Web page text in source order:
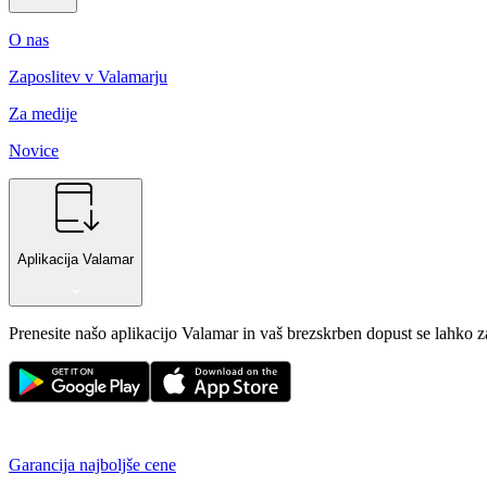
O nas
Zaposlitev v Valamarju
Za medije
Novice
Aplikacija Valamar
Prenesite našo aplikacijo Valamar in vaš brezskrben dopust se lahko
Garancija najboljše cene